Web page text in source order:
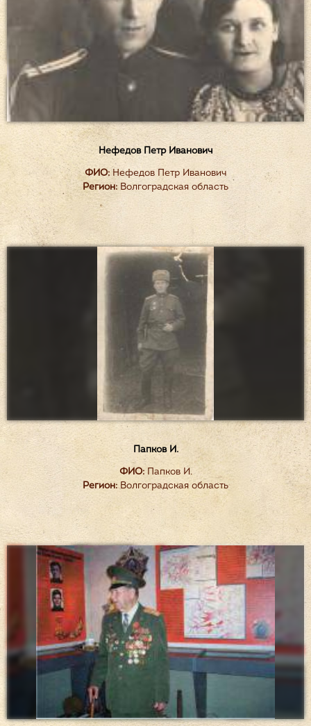
Нефедов Петр Иванович
ФИО: Нефедов Петр Иванович
Регион: Волгоградская область
Папков И.
ФИО:Папков И.
Регион:Волгоградская область